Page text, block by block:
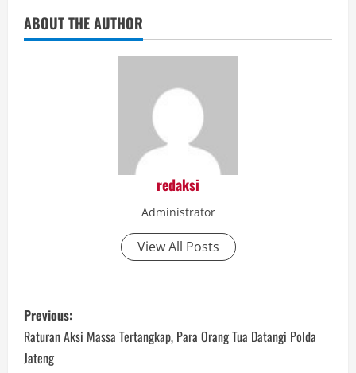
ABOUT THE AUTHOR
redaksi
Administrator
View All Posts
P
o
Previous:
Raturan Aksi Massa Tertangkap, Para Orang Tua Datangi Polda
Jateng